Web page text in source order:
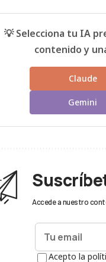
💡 Selecciona tu IA
contenido y
Claude
Gemini
Accede a nuestro
Acepto la